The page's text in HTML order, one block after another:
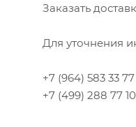
Заказать
Для уточнения
+7 (964) 583 33 77
+7 (499) 288 77 10